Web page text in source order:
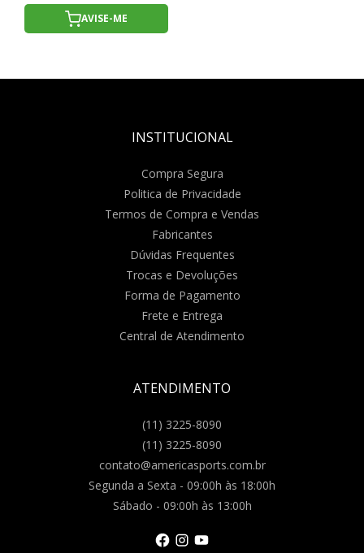
AVISE-ME
INSTITUCIONAL
Compra Segura
Politica de Privacidade
Termos de Compra e Vendas
Fabricantes
Dúvidas Frequentes
Trocas e Devoluções
Forma de Pagamento
Frete e Entrega
Central de Atendimento
ATENDIMENTO
(11) 3225-8090
(11) 3225-8090
contato@americasports.com.br
Segunda a Sexta - 09:00h às 18:00h
Sábado - 09:00h às 13:00h